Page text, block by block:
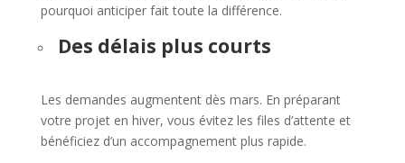
pourquoi anticiper fait toute la différence.
Des délais plus courts
Les demandes augmentent dès mars. En préparant
votre projet en hiver, vous évitez les files d’attente et
bénéficiez d’un accompagnement plus rapide.